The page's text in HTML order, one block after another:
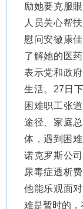
励她要克服
人员关心帮
慰问安徽康
了解她的医
表示党和政
生活。27日
困难职工张
途径、家庭
体，遇到困
诺克罗斯公
尿毒症透析
他能乐观面
难是暂时的，